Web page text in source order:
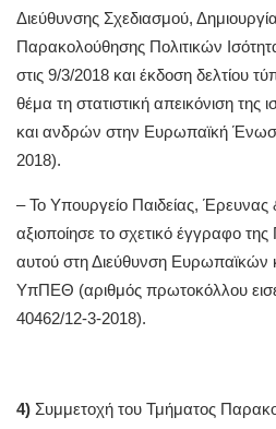
Διεύθυνσης Σχεδιασμού,
Παρακολούθησης Πολιτικών
στις 9/3/2018 και έκδοση δελτίου
θέμα τη στατιστική απεικόνιση της
και ανδρών στην Ευρωπαϊκή
2018).
– To Υπουργείο Παιδείας,
αξιοποίησε το σχετικό έγγραφο
αυτού στη Διεύθυνση Ευρωπαϊκών
ΥπΠΕΘ (αριθμός πρωτοκόλλου
40462/12-3-2018).
4) Συμμετοχή του Τμήματος